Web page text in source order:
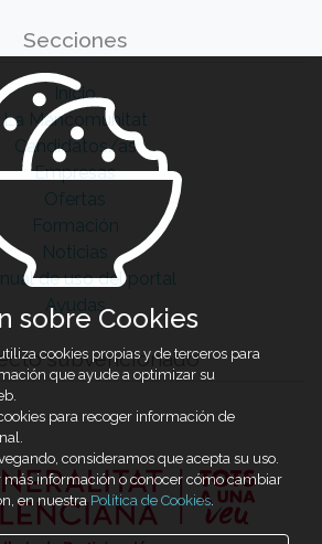
Secciones
Inicio
La Mancomunitat
Candidatos/as
Empresas
Ofertas
Formación
Noticias
de uso del portal
Ayudas
subvencionado
sobre Cookies
cookies propias y de terceros para
que ayude a optimizar su
para recoger información de
consideramos que acepta su uso.
más información o conocer cómo cambiar
en nuestra Política de Cookies.